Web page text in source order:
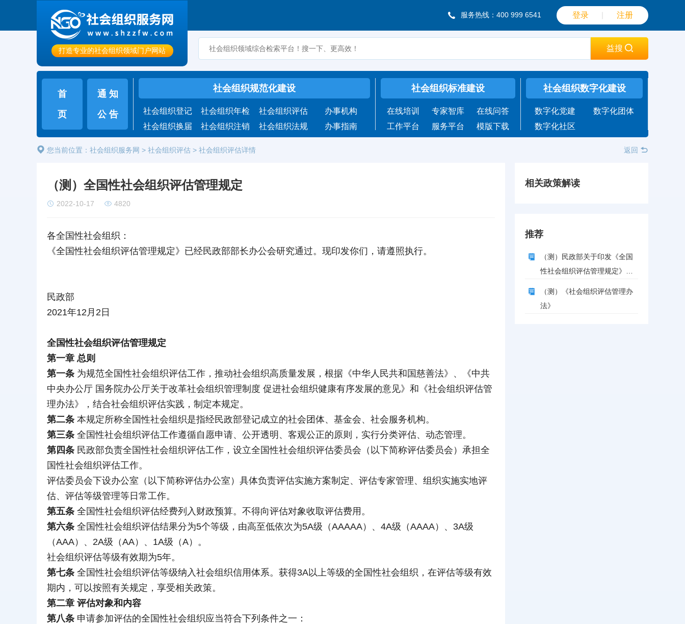
打造专业的社会组织领域门户网站
服务热线：400 999 6541 登录 注册
益搜
首
页
通 知
公 告
社会组织规范化建设
社会组织登记 社会组织年检 社会组织评估
办事机构
社会组织换届
社会组织注销 社会组织法规 办事指南
社会组织标准建设
在线培训 专家智库
在线问答
工作平台
服务平台 模版下载
社会组织数字化建设
数字化党建
数字化团体
数字化社区
您当前位置： 社会组织服务网 > 社会组织评估 > 社会组织评估详情 返回
（测）全国性社会组织评估管理规定
2022-10-17 4820
各全国性社会组织：
《全国性社会组织评估管理规定》已经民政部部长办公会研究通过。现印发你们，请遵照执行。
民政部
2021年12月2日
全国性社会组织评估管理规定
第一章 总则
第一条 为规范全国性社会组织评估工作，推动社会组织高质量发展，根据《中华人民共和国慈善法》、《中共
中央办公厅 国务院办公厅关于改革社会组织管理制度 促进社会组织健康有序发展的意见》和《社会组织评估管
理办法》，结合社会组织评估实践，制定本规定。
第二条 本规定所称全国性社会组织是指经民政部登记成立的社会团体、基金会、社会服务机构。
第三条 全国性社会组织评估工作遵循自愿申请、公开透明、客观公正的原则，实行分类评估、动态管理。
第四条 民政部负责全国性社会组织评估工作，设立全国性社会组织评估委员会（以下简称评估委员会）承担全
国性社会组织评估工作。
评估委员会下设办公室（以下简称评估办公室）具体负责评估实施方案制定、评估专家管理、组织实施实地评
估、评估等级管理等日常工作。
第五条 全国性社会组织评估经费列入财政预算。不得向评估对象收取评估费用。
第六条 全国性社会组织评估结果分为5个等级，由高至低依次为5A级（AAAAA）、4A级（AAAA）、3A级
（AAA）、2A级（AA）、1A级（A）。
社会组织评估等级有效期为5年。
第七条 全国性社会组织评估等级纳入社会组织信用体系。获得3A以上等级的全国性社会组织，在评估等级有效
期内，可以按照有关规定，享受相关政策。
第二章 评估对象和内容
第八条 申请参加评估的全国性社会组织应当符合下列条件之一：
相关政策解读
推荐
（测）民政部关于印发《全国
性社会组织评估管理规定》的
（测）《社会组织评估管理办
法》